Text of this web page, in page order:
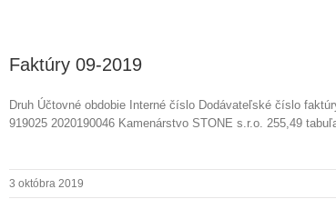
Faktúry 09-2019
Druh Účtovné obdobie Interné číslo Dodávateľské číslo
919025 2020190046 Kamenárstvo STONE s.r.o. 255,49
3 októbra 2019